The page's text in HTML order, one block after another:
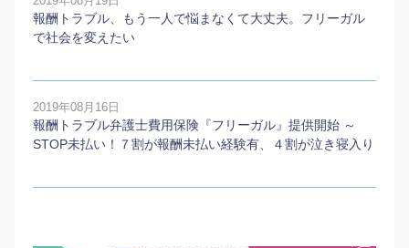
報酬トラブル、もう一人で悩まなくて大丈夫。フリーガル
で社会を変えたい
2019年08月16日
報酬トラブル弁護士費用保険『フリーガル』提供開始 ～
STOP未払い！７割が報酬未払い経験有、４割が泣き寝入り